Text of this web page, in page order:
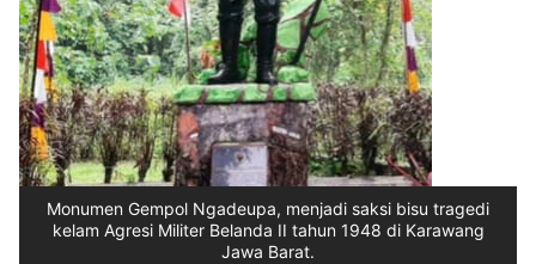
Follow
Kabarbaru
Monumen Gempol Ngadeupa, menjadi saksi bisu tragedi
kelam Agresi Militer Belanda II tahun 1948 di Karawang
Jawa Barat.